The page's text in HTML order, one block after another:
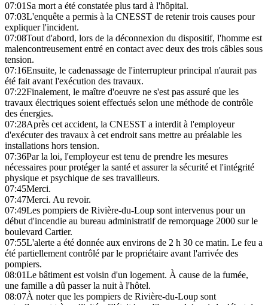
07:01Sa mort a été constatée plus tard à l'hôpital.
07:03L'enquête a permis à la CNESST de retenir trois causes pour
expliquer l'incident.
07:08Tout d'abord, lors de la déconnexion du dispositif, l'homme est
malencontreusement entré en contact avec deux des trois câbles sous
tension.
07:16Ensuite, le cadenassage de l'interrupteur principal n'aurait pas
été fait avant l'exécution des travaux.
07:22Finalement, le maître d'oeuvre ne s'est pas assuré que les
travaux électriques soient effectués selon une méthode de contrôle
des énergies.
07:28Après cet accident, la CNESST a interdit à l'employeur
d'exécuter des travaux à cet endroit sans mettre au préalable les
installations hors tension.
07:36Par la loi, l'employeur est tenu de prendre les mesures
nécessaires pour protéger la santé et assurer la sécurité et l'intégrité
physique et psychique de ses travailleurs.
07:45Merci.
07:47Merci. Au revoir.
07:49Les pompiers de Rivière-du-Loup sont intervenus pour un
début d'incendie au bureau administratif de remorquage 2000 sur le
boulevard Cartier.
07:55L'alerte a été donnée aux environs de 2 h 30 ce matin. Le feu a
été partiellement contrôlé par le propriétaire avant l'arrivée des
pompiers.
08:01Le bâtiment est voisin d'un logement. À cause de la fumée,
une famille a dû passer la nuit à l'hôtel.
08:07À noter que les pompiers de Rivière-du-Loup sont